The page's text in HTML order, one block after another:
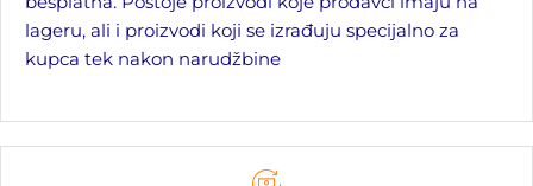
lageru, ali i proizvodi koji se izrađuju specijalno za
kupca tek nakon narudžbine